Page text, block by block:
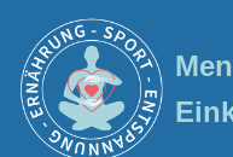
Zum
Inhalt
springen